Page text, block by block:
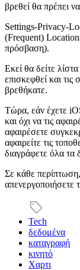
βρεθεί θα πρέπει
Settings-Privacy-
(Frequent)
πρόσβαση).
Εκεί θα δείτε
επισκεφθεί και τις
βρεθήκατε.
Τώρα, εάν έχετε
και όχι να τις
αφαιρέσετε
αφαιρείτε τις
διαγράφετε όλα τα
Σε κάθε περίπτωση,
Tech
δεδομένα
καταγραφή
κινητό
Χαρτι